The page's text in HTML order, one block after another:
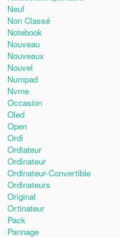
Neuf
Non Classé
Notebook
Nouveau
Nouveaux
Nouvel
Numpad
Nvme
Occasion
Oled
Open
Ordi
Ordiateur
Ordinateur
Ordinateur-Convertible
Ordinateurs
Original
Ortinateur
Pack
Pannage